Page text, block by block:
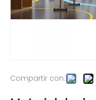
Compartir con: